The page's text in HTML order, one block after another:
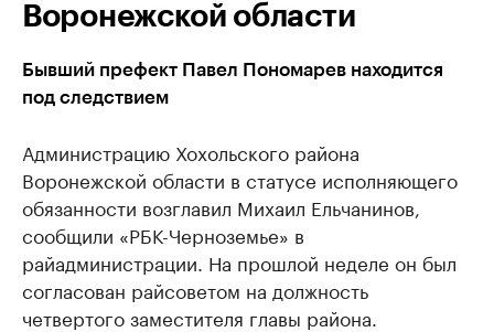
Воронежской области
Бывший префект Павел Пономарев находится
под следствием
Администрацию Хохольского района
Воронежской области в статусе исполняющего
обязанности возглавил Михаил Ельчанинов,
сообщили «РБК-Черноземье» в
райадминистрации. На прошлой неделе он был
согласован райсоветом на должность
четвертого заместителя главы района.